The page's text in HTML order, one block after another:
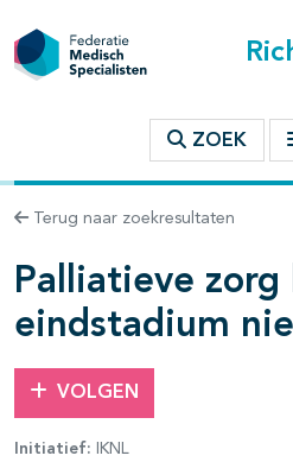
ZOEK
Terug naar zoekresultaten
Palliatieve zorg
eindstadium
VOLGEN
Initiatief: IKNL
binnen deze richtlijn